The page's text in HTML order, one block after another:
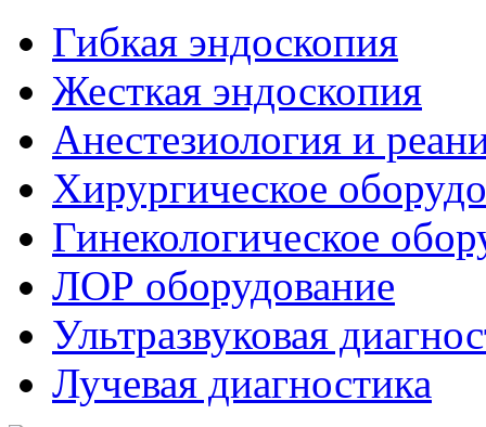
Гибкая эндоскопия
Жесткая эндоскопия
Анестезиология и
Хирургическое
Гинекологическое
ЛОР оборудование
Ультразвуковая
Лучевая диагностика